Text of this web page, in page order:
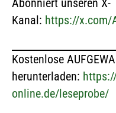
Kanal: https://x.com/
Kostenlose
herunterladen:
online.de/leseprobe/